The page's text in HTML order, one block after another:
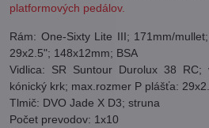
platformových pedálov.
Rám: One-Sixty Lite III; 171mm/
29x2.5"; 148x12mm; BSA
Vidlica: SR Suntour Durolux 38 RC;
kónický krk; max.rozmer P plášťa:
Tlmič: DVO Jade X D3; struna
Počet prevodov: 1x10